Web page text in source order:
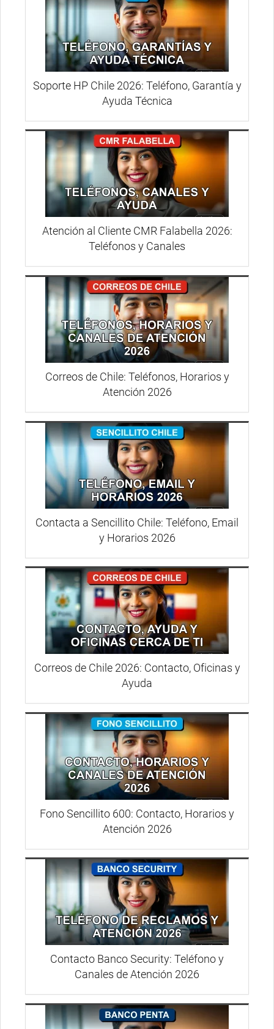
Soporte HP Chile 2026: Teléfono, Garantía y
Ayuda Técnica
Atención al Cliente CMR Falabella 2026:
Teléfonos y Canales
Correos de Chile: Teléfonos, Horarios y
Atención 2026
Contacta a Sencillito Chile: Teléfono, Email
y Horarios 2026
Correos de Chile 2026: Contacto, Oficinas y
Ayuda
Fono Sencillito 600: Contacto, Horarios y
Atención 2026
Contacto Banco Security: Teléfono y
Canales de Atención 2026